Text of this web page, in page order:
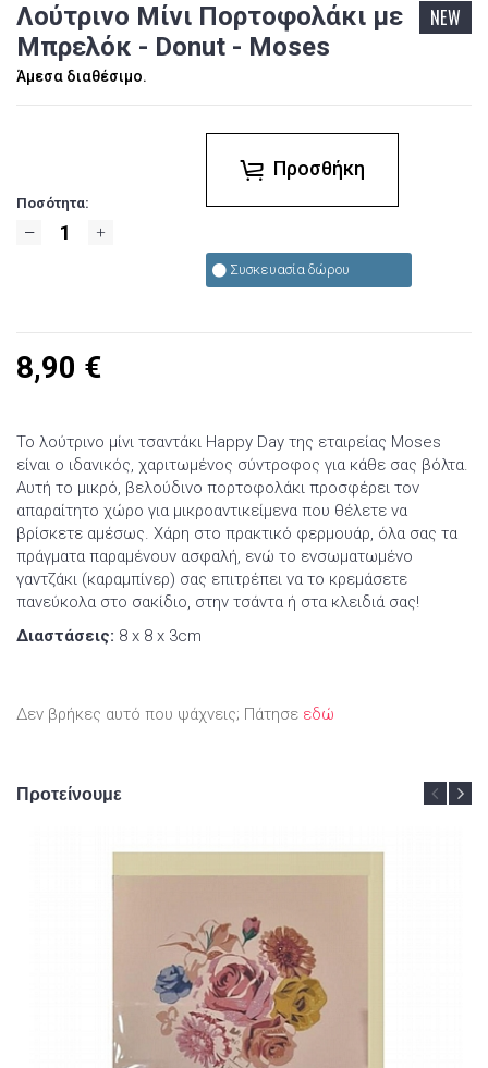
Λούτρινο Μίνι Πορτοφολάκι με
Μπρελόκ - Donut - Moses
NEW
Άμεσα διαθέσιμο.
Ποσότητα:
Προσθήκη
Συσκευασία δώρου
8,90 €
Το λούτρινο μίνι τσαντάκι Happy Day της εταιρείας Moses
είναι ο ιδανικός, χαριτωμένος σύντροφος για κάθε σας βόλτα.
Αυτή το μικρό, βελούδινο πορτοφολάκι προσφέρει τον
απαραίτητο χώρο για μικροαντικείμενα που θέλετε να
βρίσκετε αμέσως. Χάρη στο πρακτικό φερμουάρ, όλα σας τα
πράγματα παραμένουν ασφαλή, ενώ το ενσωματωμένο
γαντζάκι (καραμπίνερ) σας επιτρέπει να το κρεμάσετε
πανεύκολα στο σακίδιο, στην τσάντα ή στα κλειδιά σας!
Διαστάσεις: 8 x 8 x 3cm
Δεν βρήκες αυτό που ψάχνεις; Πάτησε εδώ
Προτείνουμε